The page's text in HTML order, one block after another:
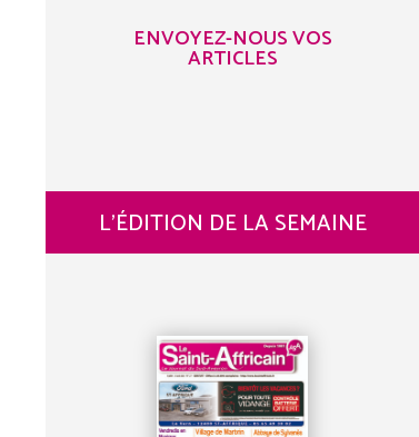
ENVOYEZ-NOUS VOS
ARTICLES
L’ÉDITION DE LA SEMAINE